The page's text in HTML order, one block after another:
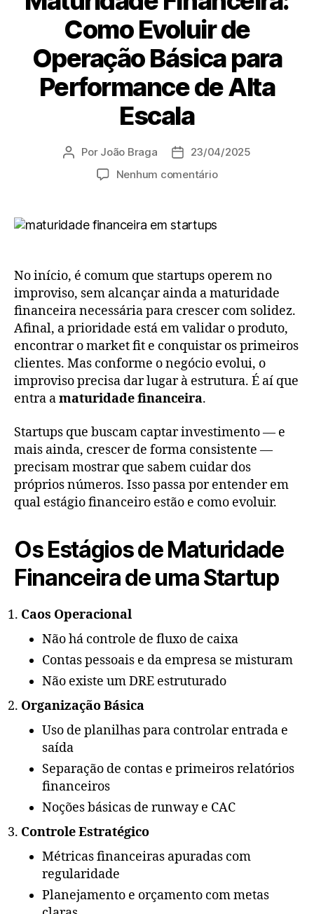
Como Evoluir de
Operação Básica para
Performance de Alta
Escala
Por João Braga
23/04/2025
Nenhum comentário
No início, é comum que startups operem no
improviso, sem alcançar ainda a maturidade
financeira necessária para crescer com solidez.
Afinal, a prioridade está em validar o produto,
encontrar o market fit e conquistar os primeiros
clientes. Mas conforme o negócio evolui, o
improviso precisa dar lugar à estrutura. É aí que
entra amaturidade financeira.
Startups que buscam captar investimento — e
mais ainda, crescer de forma consistente —
precisam mostrar que sabem cuidar dos
próprios números. Isso passa por entender em
qual estágio financeiro estão e como evoluir.
Os Estágios de Maturidade
Financeira de uma Startup
Caos Operacional
Não há controle de fluxo de caixa
Contas pessoais e da empresa se misturam
Não existe um DRE estruturado
Organização Básica
Uso de planilhas para controlar entrada e
saída
Separação de contas e primeiros relatórios
financeiros
Noções básicas de runway e CAC
Controle Estratégico
Métricas financeiras apuradas com
regularidade
Planejamento e orçamento com metas